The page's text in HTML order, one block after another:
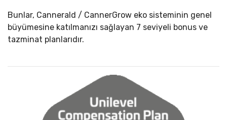
Bunlar, Cannerald / CannerGrow eko sisteminin genel
büyümesine katılmanızı sağlayan 7 seviyeli bonus ve
tazminat planlarıdır.